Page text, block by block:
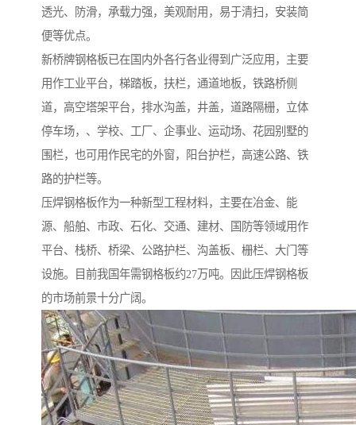
透光、防滑，承载力强，美观耐用，易于清扫，安装简
便等优点。
新桥牌钢格板已在国内外各行各业得到广泛应用，主要
用作工业平台，梯踏板，扶栏，通道地板，铁路桥侧
道，高空塔架平台，排水沟盖，井盖，道路隔栅，立体
停车场，、学校、工厂、企事业、运动场、花园别墅的
围栏，也可用作民宅的外窗，阳台护栏，高速公路、铁
路的护栏等。
压焊钢格板作为一种新型工程材料，主要在冶金、能
源、船舶、市政、石化、交通、建材、国防等领域用作
平台、栈桥、桥梁、公路护栏、沟盖板、栅栏、大门等
设施。目前我国年需钢格板约27万吨。因此压焊钢格板
的市场前景十分广阔。